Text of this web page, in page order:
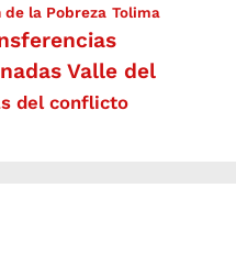
de la Pobreza Tolima
Valle del
del conflicto